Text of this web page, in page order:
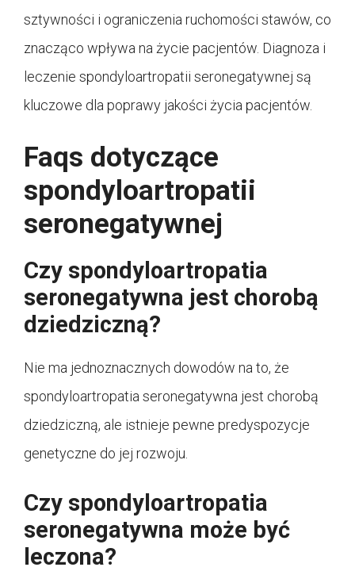
sztywności i ograniczenia ruchomości stawów, co
znacząco wpływa na życie pacjentów. Diagnoza i
leczenie spondyloartropatii seronegatywnej są
kluczowe dla poprawy jakości życia pacjentów.
Faqs dotyczące
spondyloartropatii
seronegatywnej
Czy spondyloartropatia
seronegatywna jest chorobą
dziedziczną?
Nie ma jednoznacznych dowodów na to, że
spondyloartropatia seronegatywna jest chorobą
dziedziczną, ale istnieje pewne predyspozycje
genetyczne do jej rozwoju.
Czy spondyloartropatia
seronegatywna może być
leczona?